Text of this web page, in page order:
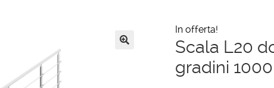
In offerta!
Scala L20
gradini